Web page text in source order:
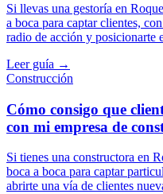
Si llevas una gestoría en
a boca para captar clientes,
radio de acción y posicionarte
Leer guía →
Construcción
Cómo consigo que
con mi empresa de
Si tienes una constructora en
boca a boca para captar
abrirte una vía de clientes